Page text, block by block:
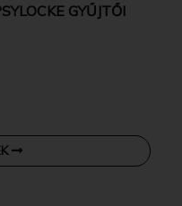
GYŰJTŐI